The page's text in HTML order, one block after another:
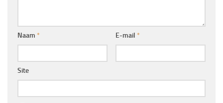
Naam * E-mail *
Site